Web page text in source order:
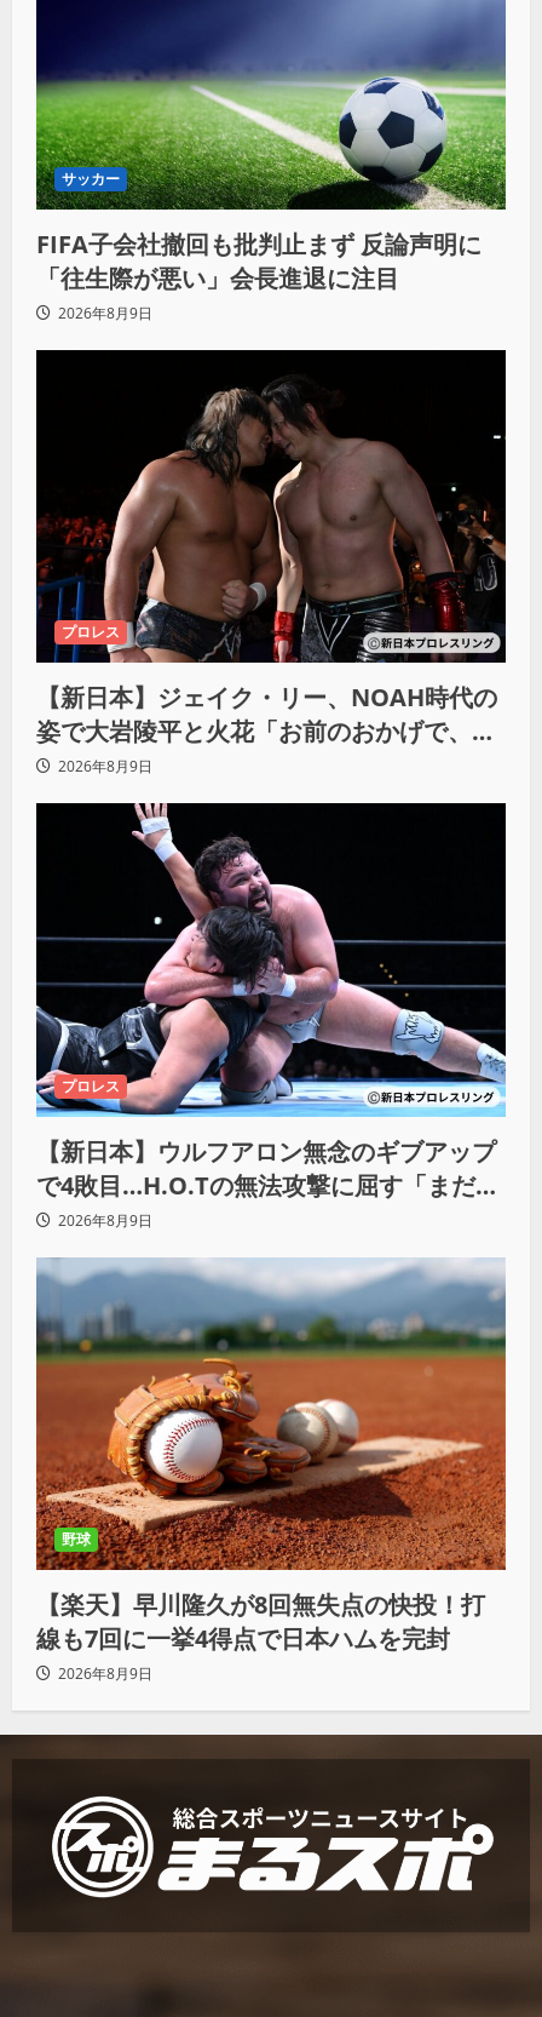
サッカー
FIFA子会社撤回も批判止まず 反論声明に
「往生際が悪い」会長進退に注目
2026年8月9日
プロレス
【新日本】ジェイク・リー、NOAH時代の
姿で大岩陵平と火花「お前のおかげで、忘
れてたもの思い出したわ」
2026年8月9日
プロレス
【新日本】ウルフアロン無念のギブアップ
で4敗目…H.O.Tの無法攻撃に屈す「まだま
だ俺自身の力はこんなもんだなって」
2026年8月9日
野球
【楽天】早川隆久が8回無失点の快投！打
線も7回に一挙4得点で日本ハムを完封
2026年8月9日